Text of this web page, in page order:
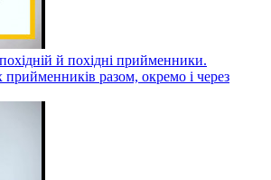
й похідні прийменники.
разом, окремо і через